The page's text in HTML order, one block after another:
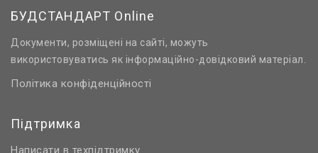
БУДСТАНДАРТ Online
Документи, розміщені на сайті, можуть
використовуватись як інформаційно-довідковий матеріал.
Політика конфіденційності
Підтримка
Написати в техпідтримку